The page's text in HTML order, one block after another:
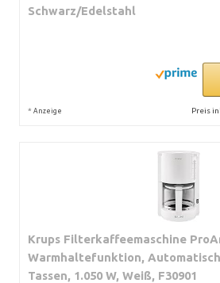
Schwarz/Edelstahl
* Anzeige Preis
Krups Filterkaffeemaschine
Warmhaltefunktion,
Tassen, 1.050 W, Weiß, F30901